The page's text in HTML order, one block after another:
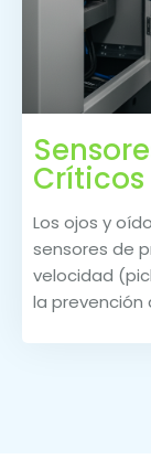
Críticos
Los ojos y
sensores de
velocidad
la prevención